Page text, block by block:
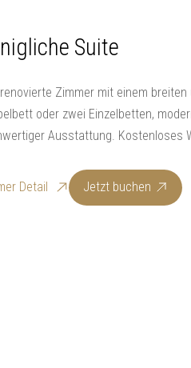
Suite
Zimmer mit einem breiten
oder zwei Einzelbetten,
Ausstattung. Kostenloses
Detail Jetzt buchen